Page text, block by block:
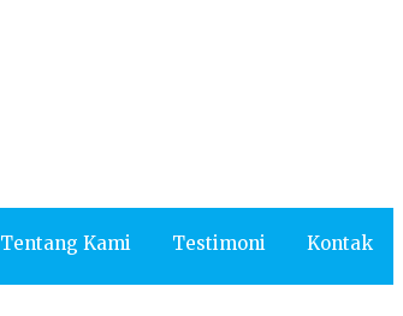
Tentang Kami Testimoni Kontak